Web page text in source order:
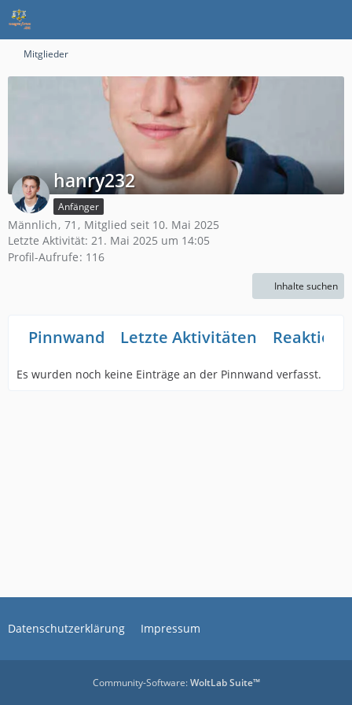
Mitglieder
hanry232
Anfänger
Männlich 71
Mitglied seit 10. Mai 2025
Letzte Aktivität: 21. Mai 2025 um 14:05
Profil-Aufrufe 116
Inhalte suchen
Pinnwand Letzte Aktivitäten
Es wurden noch keine Einträge an der Pinnwand verfasst.
Datenschutzerklärung Impressum
Community-Software:WoltLab Suite™